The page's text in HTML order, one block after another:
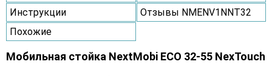
Инструкции
Отзывы NMENV1NNT32
Похожие
Мобильная стойка NextMobi ECO 32-55 NexTouch